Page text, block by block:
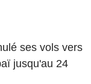
ses vols vers
jusqu'au 24